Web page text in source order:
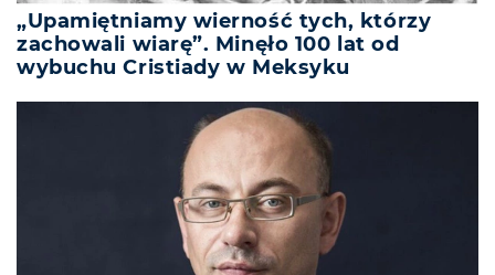
„Upamiętniamy wierność tych, którzy
zachowali wiarę”. Minęło 100 lat od
wybuchu Cristiady w Meksyku